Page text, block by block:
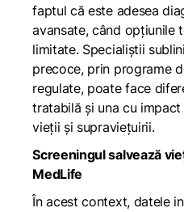
faptul că este adesea
avansate, când opțiunile
limitate. Specialiștii
precoce, prin programe
regulate, poate face
tratabilă și una cu
vieții și supraviețuirii.
Screeningul salvează
MedLife
În acest context, datele